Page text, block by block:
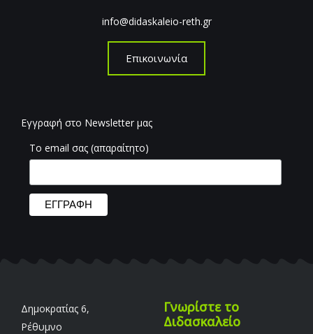
info@didaskaleio-reth.gr
Επικοινωνία
Εγγραφή στο Newsletter μας
Το email σας (απαραίτητο)
Δημοκρατίας 6,
Ρέθυμνο
Γνωρίστε το
Διδασκαλείο